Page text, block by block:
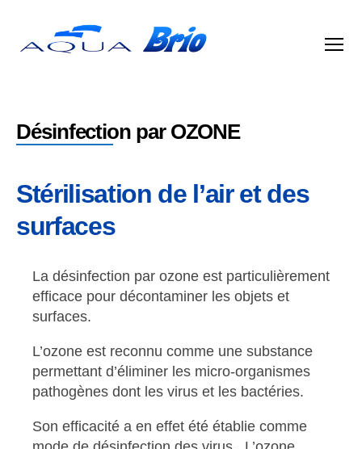
Désinfection par OZONE
Stérilisation de l’air et des
surfaces
La désinfection par ozone est particulièrement
efficace pour décontaminer les objets et
surfaces.
L’ozone est reconnu comme une substance
permettant d’éliminer les micro-organismes
pathogènes dont les virus et les bactéries.
Son efficacité a en effet été établie comme